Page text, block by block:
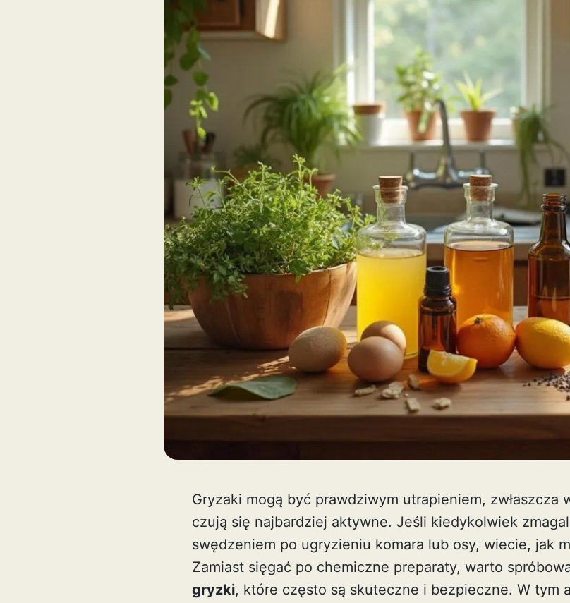
Gryzaki mogą być prawdziwym utrapieniem,
czują się najbardziej aktywne. Jeśli kiedykolwiek
swędzeniem po ugryzieniu komara lub osy, wiecie, jak
Zamiast sięgać po chemiczne preparaty, warto
gryzki, które często są skuteczne i bezpieczne. W tym